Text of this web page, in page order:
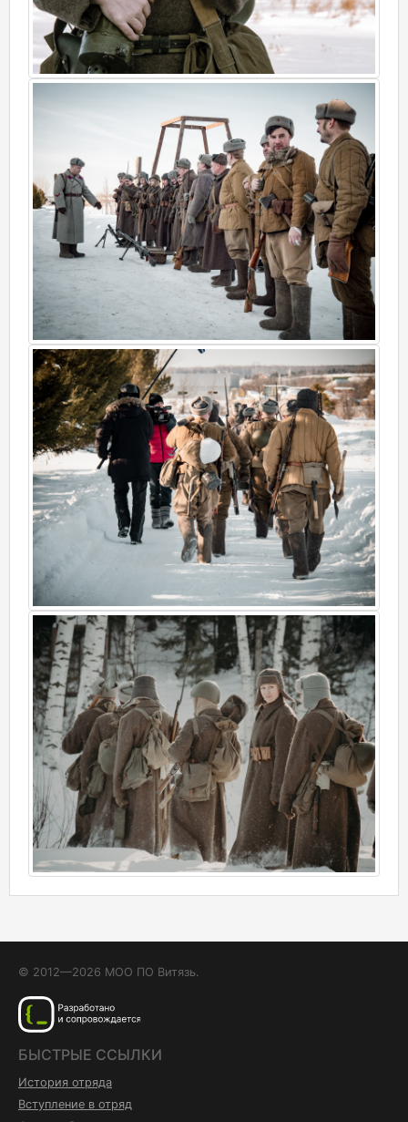
© 2012—2026 МОО ПО Витязь.
БЫСТРЫЕ ССЫЛКИ
История отряда
Вступление в отряд